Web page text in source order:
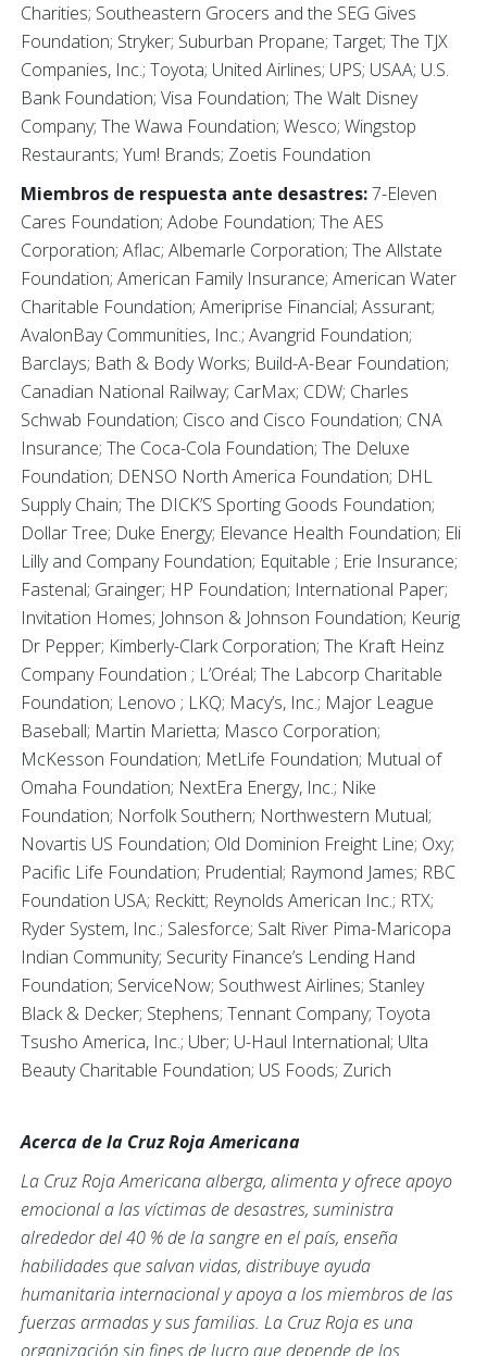
Charities; Southeastern Grocers and the SEG Gives
Foundation; Stryker; Suburban Propane; Target; The TJX
Companies, Inc.; Toyota; United Airlines; UPS; USAA; U.S.
Bank Foundation; Visa Foundation; The Walt Disney
Company; The Wawa Foundation; Wesco; Wingstop
Restaurants; Yum! Brands; Zoetis Foundation
Miembros de respuesta ante desastres:7-Eleven
Cares Foundation; Adobe Foundation; The AES
Corporation; Aflac; Albemarle Corporation; The Allstate
Foundation; American Family Insurance; American Water
Charitable Foundation; Ameriprise Financial; Assurant;
AvalonBay Communities, Inc.; Avangrid Foundation;
Barclays; Bath & Body Works; Build-A-Bear Foundation;
Canadian National Railway; CarMax; CDW; Charles
Schwab Foundation; Cisco and Cisco Foundation; CNA
Insurance; The Coca-Cola Foundation; The Deluxe
Foundation; DENSO North America Foundation; DHL
Supply Chain; The DICK’S Sporting Goods Foundation;
Dollar Tree; Duke Energy; Elevance Health Foundation; Eli
Lilly and Company Foundation; Equitable ; Erie Insurance;
Fastenal; Grainger; HP Foundation; International Paper;
Invitation Homes; Johnson & Johnson Foundation; Keurig
Dr Pepper; Kimberly-Clark Corporation; The Kraft Heinz
Company Foundation ; L’Oréal; The Labcorp Charitable
Foundation; Lenovo ; LKQ; Macy’s, Inc.; Major League
Baseball; Martin Marietta; Masco Corporation;
McKesson Foundation; MetLife Foundation; Mutual of
Omaha Foundation; NextEra Energy, Inc.; Nike
Foundation; Norfolk Southern; Northwestern Mutual;
Novartis US Foundation; Old Dominion Freight Line; Oxy;
Pacific Life Foundation; Prudential; Raymond James; RBC
Foundation USA; Reckitt; Reynolds American Inc.; RTX;
Ryder System, Inc.; Salesforce; Salt River Pima-Maricopa
Indian Community; Security Finance’s Lending Hand
Foundation; ServiceNow; Southwest Airlines; Stanley
Black & Decker; Stephens; Tennant Company; Toyota
Tsusho America, Inc.; Uber; U-Haul International; Ulta
Beauty Charitable Foundation; US Foods; Zurich
Acerca de la Cruz Roja Americana
La Cruz Roja Americana alberga, alimenta y ofrece apoyo
emocional a las víctimas de desastres, suministra
alrededor del 40 % de la sangre en el país, enseña
habilidades que salvan vidas, distribuye ayuda
humanitaria internacional y apoya a los miembros de las
fuerzas armadas y sus familias. La Cruz Roja es una
organización sin fines de lucro que depende de los